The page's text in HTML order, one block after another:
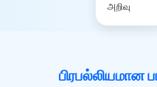
அறிவு
பிரபல்லியமான